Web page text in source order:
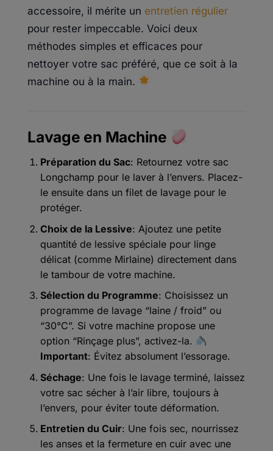
accessoire, il mérite un entretien régulier
pour rester impeccable. Voici deux
méthodes simples et efficaces pour
nettoyer votre sac préféré, que ce soit à la
machine ou à la main.
Lavage en Machine
Préparation du Sac: Retournez votre sac
Longchamp pour le laver à l’envers. Placez-
le ensuite dans un filet de lavage pour le
protéger.
Choix de la Lessive: Ajoutez une petite
quantité de lessive spéciale pour linge
délicat (comme Mirlaine) directement dans
le tambour de votre machine.
Sélection du Programme: Choisissez un
programme de lavage “laine / froid” ou
“30°C”. Si votre machine propose une
option “Rinçage plus”, activez-la.
Important: Évitez absolument l’essorage.
Séchage: Une fois le lavage terminé, laissez
votre sac sécher à l’air libre, toujours à
l’envers, pour éviter toute déformation.
Entretien du Cuir: Une fois sec, nourrissez
les anses et la fermeture en cuir avec une